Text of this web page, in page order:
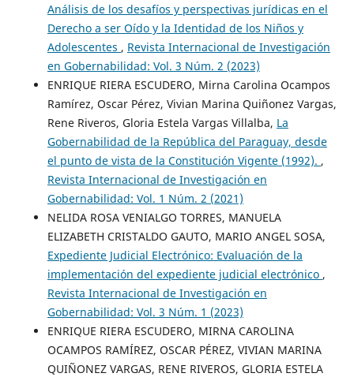
Análisis de los desafíos y perspectivas jurídicas en el
Derecho a ser Oído y la Identidad de los Niños y
Adolescentes , Revista Internacional de Investigación
en Gobernabilidad: Vol. 3 Núm. 2 (2023)
ENRIQUE RIERA ESCUDERO, Mirna Carolina Ocampos
Ramírez, Oscar Pérez, Vivian Marina Quiñonez Vargas,
Rene Riveros, Gloria Estela Vargas Villalba, La
Gobernabilidad de la República del Paraguay, desde
el punto de vista de la Constitución Vigente (1992). ,
Revista Internacional de Investigación en
Gobernabilidad: Vol. 1 Núm. 2 (2021)
NELIDA ROSA VENIALGO TORRES, MANUELA
ELIZABETH CRISTALDO GAUTO, MARIO ANGEL SOSA,
Expediente Judicial Electrónico: Evaluación de la
implementación del expediente judicial electrónico ,
Revista Internacional de Investigación en
Gobernabilidad: Vol. 3 Núm. 1 (2023)
ENRIQUE RIERA ESCUDERO, MIRNA CAROLINA
OCAMPOS RAMÍREZ, OSCAR PÉREZ, VIVIAN MARINA
QUIÑONEZ VARGAS, RENE RIVEROS, GLORIA ESTELA